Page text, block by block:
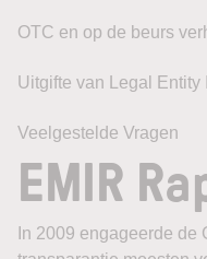
OTC en op de beurs
Uitgifte van Legal Entity
Veelgestelde Vragen
EMIR
In 2009 engageerde de